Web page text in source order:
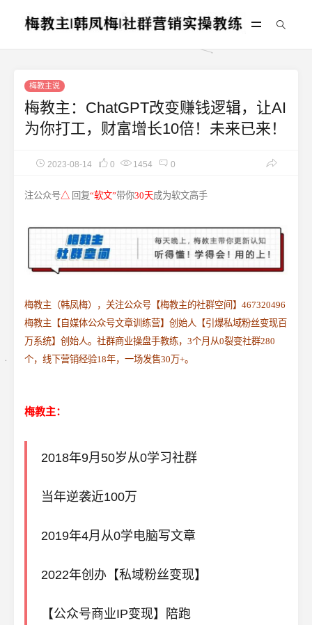
梅教主说
梅教主：ChatGPT改变赚钱逻辑，让AI
为你打工，财富增长10倍！未来已来！
2023-08-14 0 1454 0
注公众号△ 回复“软文”带你30天成为软文高手
梅教主（韩凤梅），关注公众号【梅教主的社群空间】467320496
梅教主【自媒体公众号文章训练营】创始人【引爆私域粉丝变现百
万系统】创始人。社群商业操盘手教练，3个月从0裂变社群280
个，线下营销经验18年，一场发售30万+。
梅教主：
2018年9月50岁从0学习社群
当年逆袭近100万
2019年4月从0学电脑写文章
2022年创办【私域粉丝变现】
【公众号商业IP变现】陪跑